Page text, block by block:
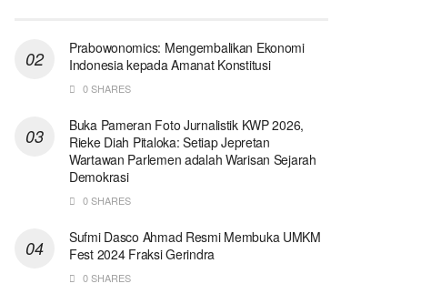
Prabowonomics: Mengembalikan Ekonomi
Indonesia kepada Amanat Konstitusi
0 SHARES
Buka Pameran Foto Jurnalistik KWP 2026,
Rieke Diah Pitaloka: Setiap Jepretan
Wartawan Parlemen adalah Warisan Sejarah
Demokrasi
0 SHARES
Sufmi Dasco Ahmad Resmi Membuka UMKM
Fest 2024 Fraksi Gerindra
0 SHARES